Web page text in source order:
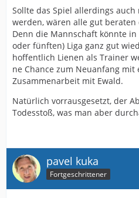
Sollte das Spiel allerdings
werden, wären alle gut
Denn die Mannschaft könnte
oder fünften) Liga ganz gut
hoffentlich Lienen als Trainer
ne Chance zum Neuanfang
Zusammenarbeit mit Ewald.
Natürlich vorrausgesetzt, der
Todesstoß, was man aber
pavel kuka
Fortgeschrittener